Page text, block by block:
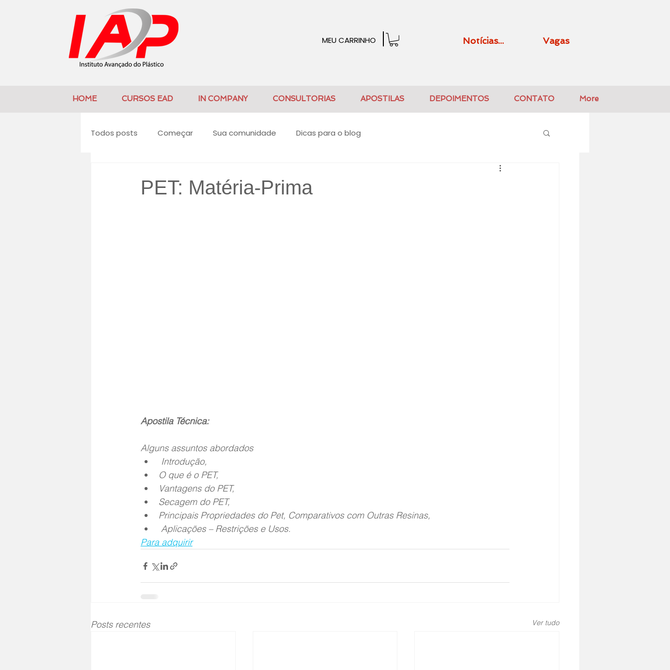
MEU CARRINHO Notícias... Vagas
HOME CURSOS EAD IN COMPANY CONSULTORIAS APOSTILAS DEPOIMENTOS CONTATO More
Todos posts Começar Sua comunidade Dicas para o blog
PET: Matéria-Prima
Apostila Técnica:
Alguns assuntos abordados
Introdução,
O que é o PET,
Vantagens do PET,
Secagem do PET,
Principais Propriedades do Pet, Comparativos com Outras Resinas,
Aplicações – Restrições e Usos.
Para adquirir
Posts recentes Ver tudo